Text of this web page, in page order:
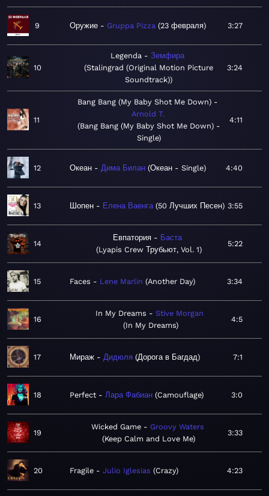
9 Оружие Gruppa Pizza 23 февраля 3:27
10
Legenda
Земфира
Stalingrad (Original Motion Picture
Soundtrack)
3:24
11
Bang Bang (My Baby Shot Me Down)
Arnold T.
Bang Bang (My Baby Shot Me Down) -
Single
4:11
12 Океан Дима Билан Океан - Single 4:40
13 Шопен Елена Ваенга 50 Лучших Песен 3:55
14
Евпатория
Баста
Lyapis Crew Трубьют, Vol. 1
5:22
15 Faces Lene Marlin Another Day 3:34
16
In My Dreams
Stive Morgan
In My Dreams
4:5
17 Мираж Дидюля Дорога в Багдад 7:1
18 Perfect Лара Фабиан Camouflage 3:0
19
Wicked Game
Groovy Waters
Keep Calm and Love Me
3:33
20 Fragile Julio Iglesias Crazy 4:23